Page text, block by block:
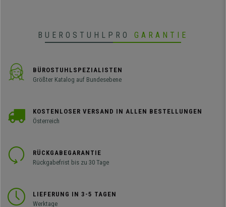
BUEROSTUHLPRO GARANTIE
BÜROSTUHLSPEZIALISTEN
Größter Katalog auf Bundesebene
KOSTENLOSER VERSAND IN ALLEN BESTELLUNGEN
Österreich
RÜCKGABEGARANTIE
Rückgabefrist bis zu 30 Tage
LIEFERUNG IN 3-5 TAGEN
Werktage